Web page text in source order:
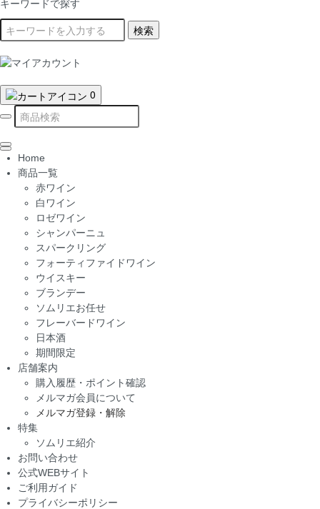
キーワードで探す
検索
0
Home
商品一覧
赤ワイン
白ワイン
ロゼワイン
シャンパーニュ
スパークリング
フォーティファイドワイン
ウイスキー
ブランデー
ソムリエお任せ
フレーバードワイン
日本酒
期間限定
店舗案内
購入履歴・ポイント確認
メルマガ会員について
メルマガ登録・解除
特集
ソムリエ紹介
お問い合わせ
公式WEBサイト
ご利用ガイド
プライバシーポリシー